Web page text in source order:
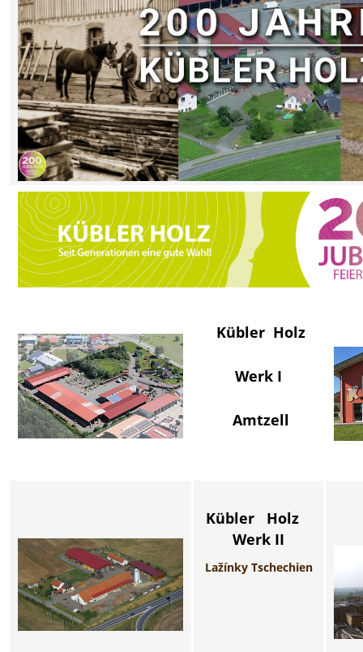
Kübler Holz
Werk I
Amtzell
Kübler Holz
Werk II
Lažínky Tschechien